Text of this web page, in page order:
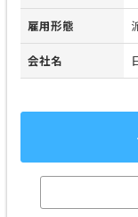
雇用形態
会社名